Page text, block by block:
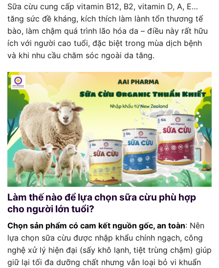
Sữa cừu cung cấp vitamin B12, B2, vitamin D, A, E…
tăng sức đề kháng, kích thích làm lành tổn thương tế
bào, làm chậm quá trình lão hóa da – điều này rất hữu
ích với người cao tuổi, đặc biệt trong mùa dịch bệnh
và khi nhu cầu chăm sóc ngoài da tăng.
Làm thế nào để lựa chọn sữa cừu phù hợp
cho người lớn tuổi?
Chọn sản phẩm có cam kết nguồn gốc, an toàn: Nên
lựa chọn sữa cừu được nhập khẩu chính ngạch, công
nghệ xử lý hiện đại (sấy khô lạnh, tiệt trùng chậm) giúp
giữ lại tối đa dưỡng chất nhưng vẫn loại bỏ vi khuẩn